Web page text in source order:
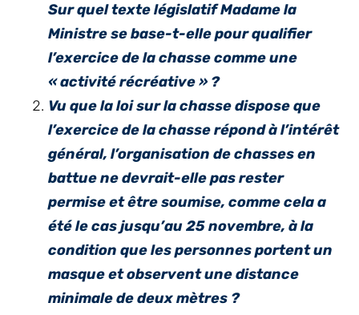
Sur quel texte législatif Madame la
Ministre se base-t-elle pour qualifier
l’exercice de la chasse comme une
« activité récréative » ?
Vu que la loi sur la chasse dispose que
l’exercice de la chasse répond à l’intérêt
général, l’organisation de chasses en
battue ne devrait-elle pas rester
permise et être soumise, comme cela a
été le cas jusqu’au 25 novembre, à la
condition que les personnes portent un
masque et observent une distance
minimale de deux mètres ?